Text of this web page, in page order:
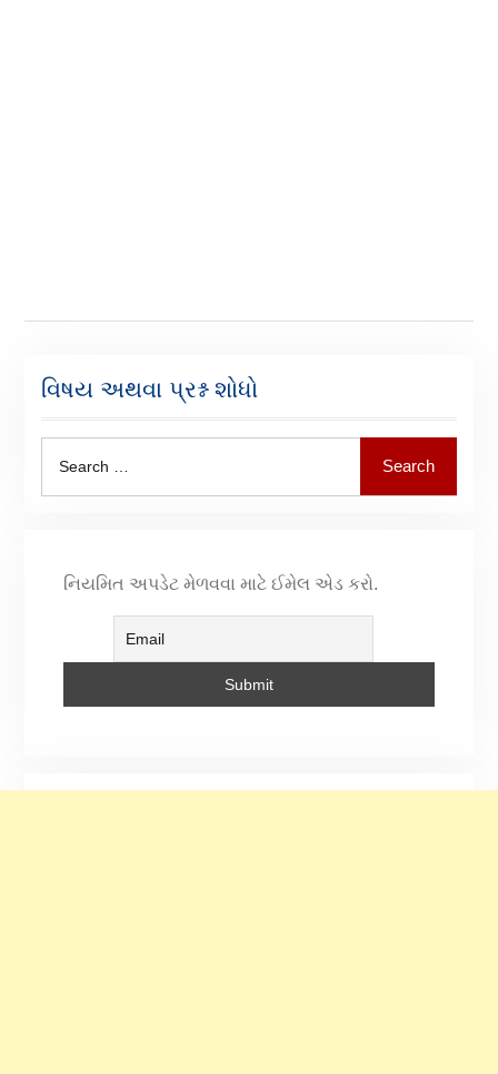
વિષય અથવા પ્રશ્ન શોધો
Search
નિયમિત અપડેટ મેળવવા માટે ઈમેલ એડ કરો.